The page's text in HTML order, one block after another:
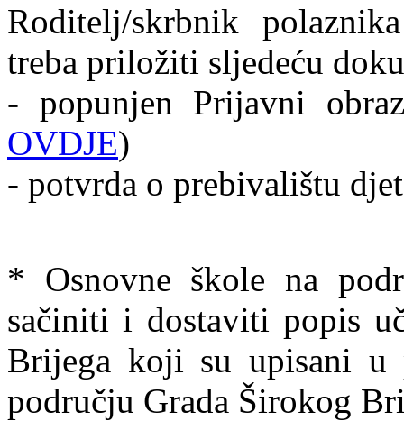
Roditelj/skrbnik
treba priložiti sljedeću
- popunjen Prijavni
OVDJE)
- potvrda o prebivalištu
* Osnovne škole na
sačiniti i dostaviti popis
Brijega koji su upisani u
području Grada Širokog